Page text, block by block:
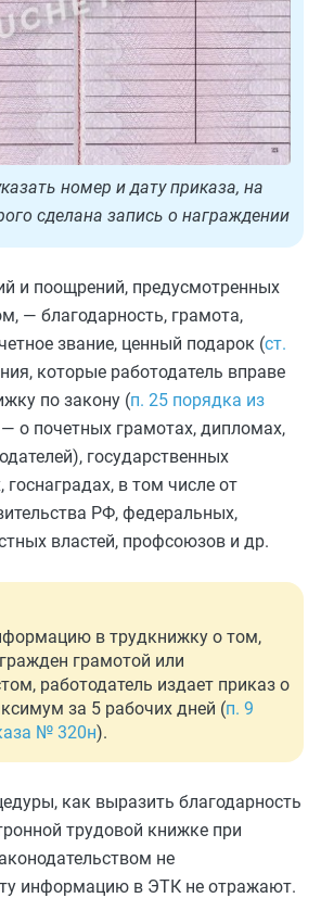
номер и дату приказа, на
сделана запись о награждении
и поощрений, предусмотренных
— благодарность, грамота,
звание, ценный подарок (ст.
которые работодатель вправе
по закону (п. 25 порядка из
о почетных грамотах, дипломах,
государственных
госнаградах, в том числе от
РФ, федеральных,
властей, профсоюзов и др.
в трудкнижку о том,
грамотой или
работодатель издает приказ о
за 5 рабочих дней (п. 9
№ 320н).
как выразить благодарность
трудовой книжке при
не
информацию в ЭТК не отражают.